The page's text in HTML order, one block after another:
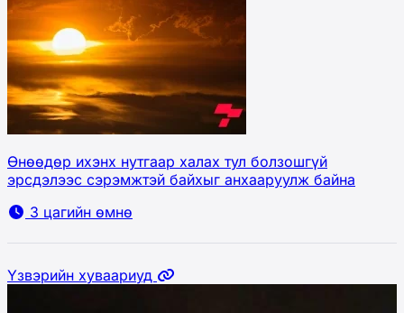
Өнөөдөр ихэнх нутгаар халах тул болзошгүй
эрсдэлээс сэрэмжтэй байхыг анхааруулж байна
3 цагийн өмнө
Үзвэрийн хуваариуд